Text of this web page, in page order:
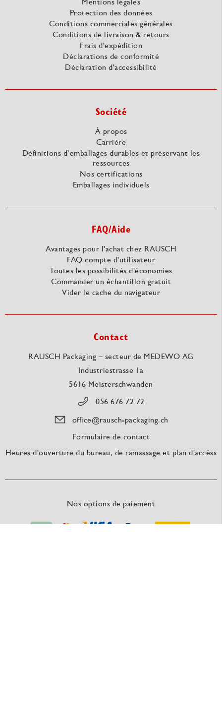
Protection des données
Conditions commerciales générales
Conditions de livraison & retours
Frais d'expédition
Déclarations de conformité
Déclaration d'accessibilité
Société
À propos
Carrière
Définitions d’emballages durables et préservant les
ressources
Nos certifications
Emballages individuels
FAQ/Aide
Avantages pour l'achat chez RAUSCH
FAQ compte d'utilisateur
Toutes les possibilités d'économies
Commander un échantillon gratuit
Vider le cache du navigateur
Contact
RAUSCH Packaging – secteur de MEDEWO AG
Industriestrasse 1a
5616 Meisterschwanden
056 676 72 72
office@rausch-packaging.ch
Formulaire de contact
Heures d'ouverture du bureau, de ramassage et plan d'accèss
Nos options de paiement